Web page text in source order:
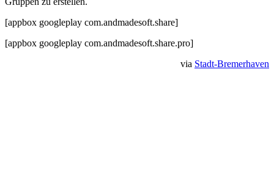
[appbox googleplay com.andmadesoft.share]
[appbox googleplay com.andmadesoft.share.pro]
via Stadt-Bremerhaven